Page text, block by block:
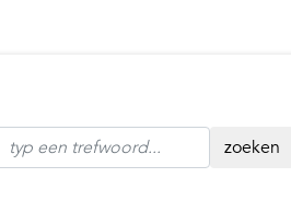
zoeken